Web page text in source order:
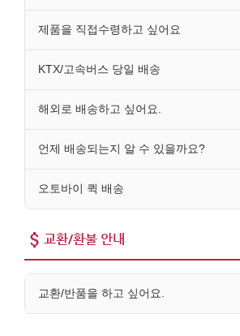
제품을 직접수령하고 싶어요
KTX/고속버스 당일 배송
해외로 배송하고 싶어요.
언제 배송되는지 알 수 있을까요?
오토바이 퀵 배송
교환/환불 안내
교환/반품을 하고 싶어요.